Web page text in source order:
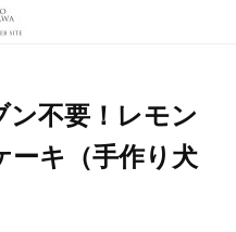
ン不要！レモン
キ（手作り犬